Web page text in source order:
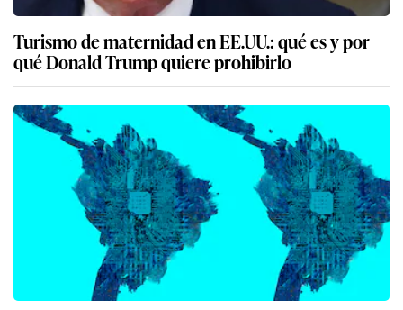
Turismo de maternidad en EE.UU.: qué es y por
qué Donald Trump quiere prohibirlo